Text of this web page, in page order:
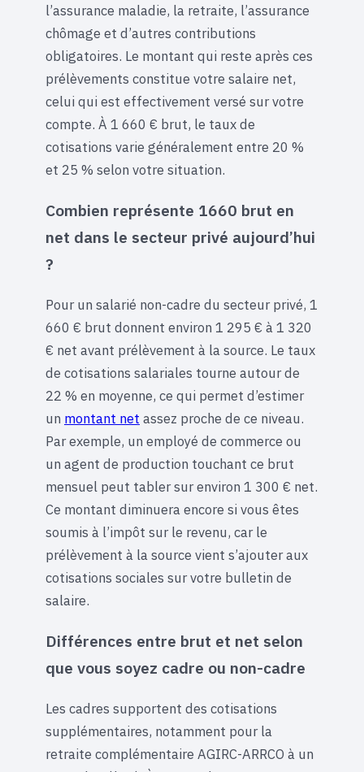
l’assurance maladie, la retraite, l’assurance
chômage et d’autres contributions
obligatoires. Le montant qui reste après ces
prélèvements constitue votre salaire net,
celui qui est effectivement versé sur votre
compte. À 1 660 € brut, le taux de
cotisations varie généralement entre 20 %
et 25 % selon votre situation.
Combien représente 1660 brut en
net dans le secteur privé aujourd’hui
?
Pour un salarié non-cadre du secteur privé, 1
660 € brut donnent environ 1 295 € à 1 320
€ net avant prélèvement à la source. Le taux
de cotisations salariales tourne autour de
22 % en moyenne, ce qui permet d’estimer
un montant net assez proche de ce niveau.
Par exemple, un employé de commerce ou
un agent de production touchant ce brut
mensuel peut tabler sur environ 1 300 € net.
Ce montant diminuera encore si vous êtes
soumis à l’impôt sur le revenu, car le
prélèvement à la source vient s’ajouter aux
cotisations sociales sur votre bulletin de
salaire.
Différences entre brut et net selon
que vous soyez cadre ou non-cadre
Les cadres supportent des cotisations
supplémentaires, notamment pour la
retraite complémentaire AGIRC-ARRCO à un